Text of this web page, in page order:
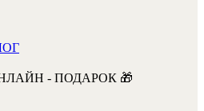
- ПОДАРОК 🎁